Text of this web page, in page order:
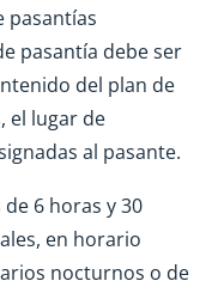
pasantías
pasantía debe ser
del plan de
el lugar de
al pasante.
6 horas y 30
en horario
nocturnos o de